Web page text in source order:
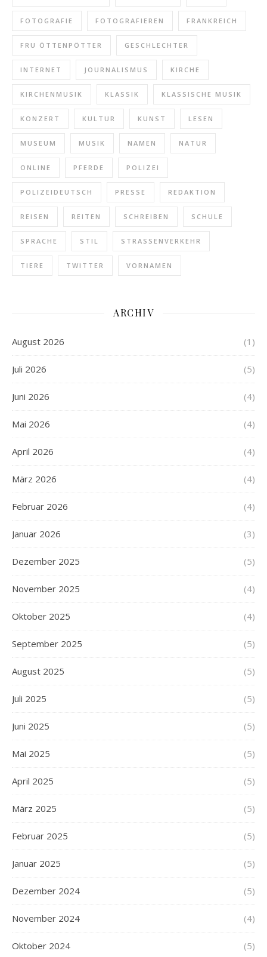
FOTOGRAFIE FOTOGRAFIEREN FRANKREICH
FRU ÖTTENPÖTTER GESCHLECHTER
INTERNET JOURNALISMUS KIRCHE
KIRCHENMUSIK KLASSIK KLASSISCHE MUSIK
KONZERT KULTUR KUNST LESEN
MUSEUM MUSIK NAMEN NATUR
ONLINE PFERDE POLIZEI
POLIZEIDEUTSCH PRESSE REDAKTION
REISEN REITEN SCHREIBEN SCHULE
SPRACHE STIL STRASSENVERKEHR
TIERE TWITTER VORNAMEN
ARCHIV
August 2026 (1)
Juli 2026 (5)
Juni 2026 (4)
Mai 2026 (4)
April 2026 (4)
März 2026 (4)
Februar 2026 (4)
Januar 2026 (3)
Dezember 2025 (5)
November 2025 (4)
Oktober 2025 (4)
September 2025 (5)
August 2025 (5)
Juli 2025 (5)
Juni 2025 (5)
Mai 2025 (5)
April 2025 (5)
März 2025 (5)
Februar 2025 (5)
Januar 2025 (5)
Dezember 2024 (5)
November 2024 (4)
Oktober 2024 (5)